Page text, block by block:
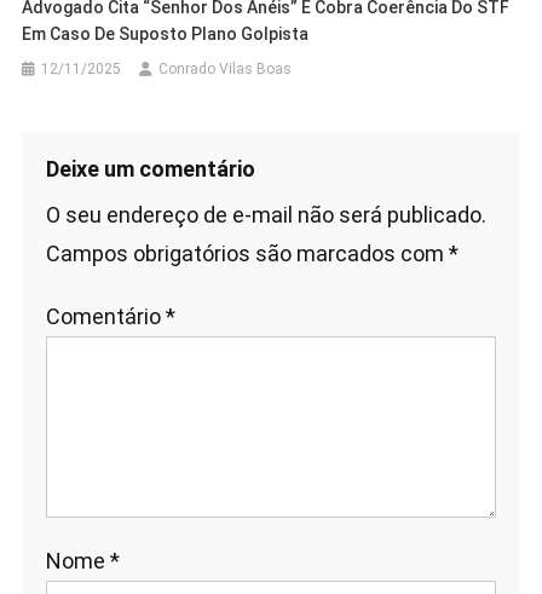
Advogado Cita “Senhor Dos Anéis” E Cobra Coerência Do STF
Em Caso De Suposto Plano Golpista
12/11/2025 Conrado Vilas Boas
Deixe um comentário
O seu endereço de e-mail não será publicado.
Campos obrigatórios são marcados com *
Comentário*
Nome *